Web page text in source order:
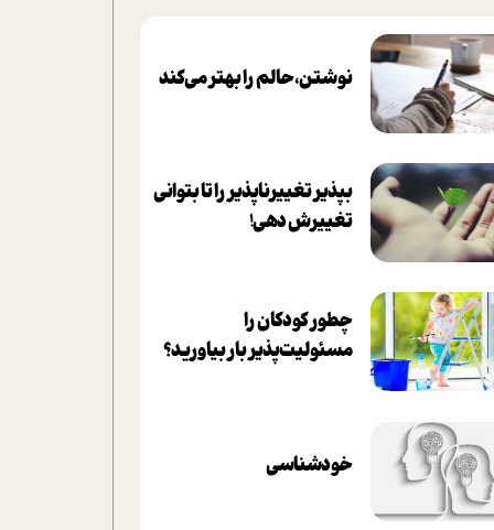
نوشتن، حالم را بهتر می‌کند
بپذير تغييرناپذير را تا بتواني
تغييرش دهي!‏
چطور کودکان را
مسئولیت‌پذیر بار بیاورید؟
خودشناسی